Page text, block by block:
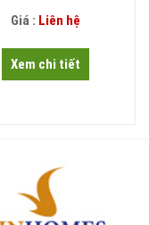
Giá : Liên hệ
Xem chi tiết